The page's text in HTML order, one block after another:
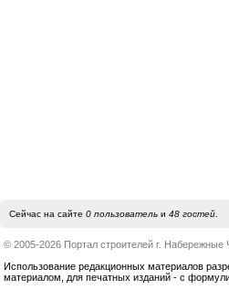
Сейчас на сайте 0 пользовательи 48 гостей.
© 2005-2026 Портал строителей г.
Использование редакционных материалов
материалом, для печатных изданий - с